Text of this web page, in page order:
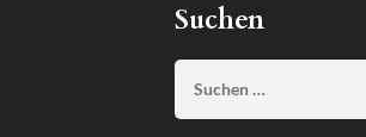
Suchen
Suchen
nach: